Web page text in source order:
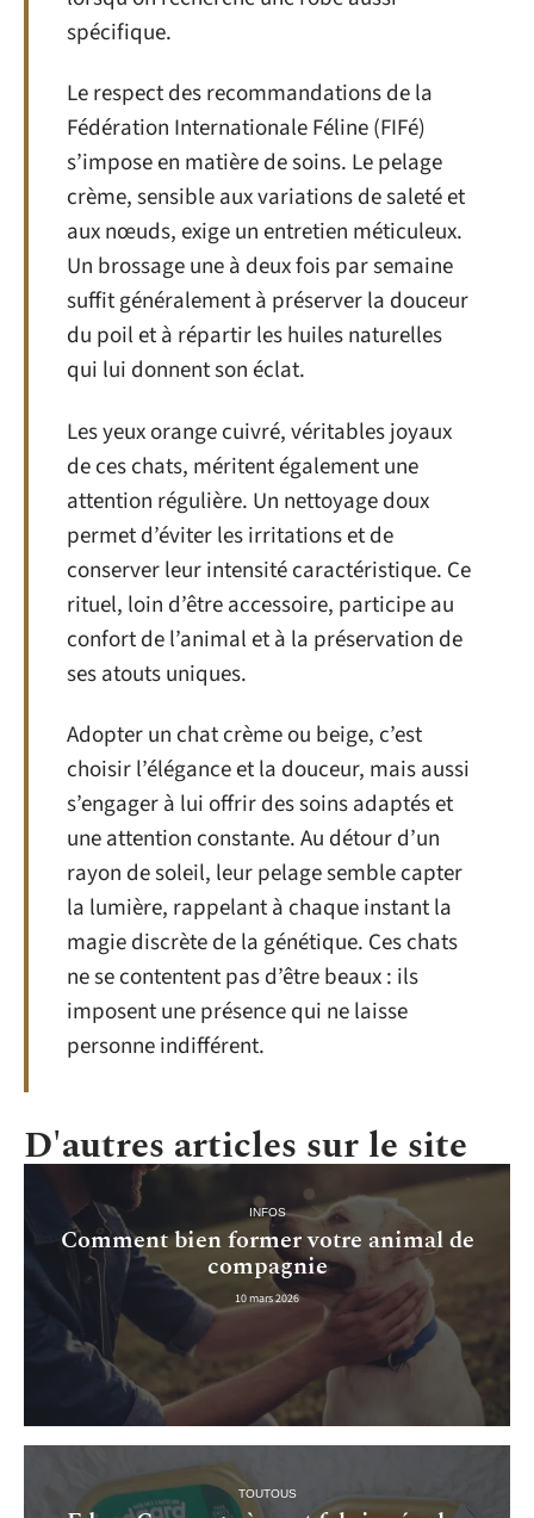
spécifique.
Le respect des recommandations de la
Fédération Internationale Féline (FIFé)
s’impose en matière de soins. Le pelage
crème, sensible aux variations de saleté et
aux nœuds, exige un entretien méticuleux.
Un brossage une à deux fois par semaine
suffit généralement à préserver la douceur
du poil et à répartir les huiles naturelles
qui lui donnent son éclat.
Les yeux orange cuivré, véritables joyaux
de ces chats, méritent également une
attention régulière. Un nettoyage doux
permet d’éviter les irritations et de
conserver leur intensité caractéristique. Ce
rituel, loin d’être accessoire, participe au
confort de l’animal et à la préservation de
ses atouts uniques.
Adopter un chat crème ou beige, c’est
choisir l’élégance et la douceur, mais aussi
s’engager à lui offrir des soins adaptés et
une attention constante. Au détour d’un
rayon de soleil, leur pelage semble capter
la lumière, rappelant à chaque instant la
magie discrète de la génétique. Ces chats
ne se contentent pas d’être beaux : ils
imposent une présence qui ne laisse
personne indifférent.
D'autres articles sur le site
INFOS
Comment bien former votre animal de
compagnie
10 mars 2026
TOUTOUS